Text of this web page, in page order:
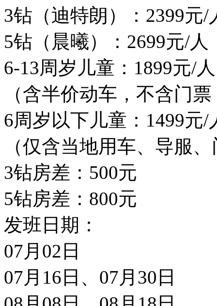
3钻（迪特朗）：2399元
5钻（晨曦）：2699元/
6-13周岁儿童：1899元/
（含半价动车，不含门
6周岁以下儿童：1499元
（仅含当地用车、导服
3钻房差：500元
5钻房差：800元
发班日期：
07月02日
07月16日、07月30日